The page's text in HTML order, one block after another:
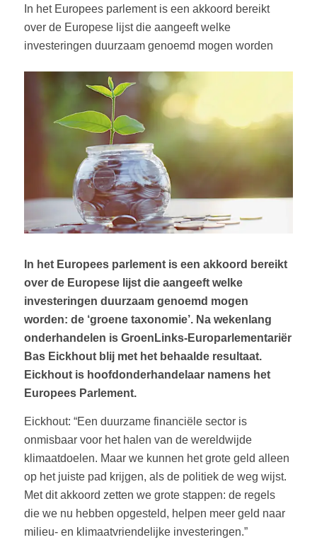
In het Europees parlement is een akkoord bereikt
over de Europese lijst die aangeeft welke
investeringen duurzaam genoemd mogen worden
In het Europees parlement is een akkoord bereikt
over de Europese lijst die aangeeft welke
investeringen duurzaam genoemd mogen
worden: de ‘groene taxonomie’. Na wekenlang
onderhandelen is GroenLinks-Europarlementariër
Bas Eickhout blij met het behaalde resultaat.
Eickhout is hoofdonderhandelaar namens het
Europees Parlement.
Eickhout: “Een duurzame financiële sector is
onmisbaar voor het halen van de wereldwijde
klimaatdoelen. Maar we kunnen het grote geld alleen
op het juiste pad krijgen, als de politiek de weg wijst.
Met dit akkoord zetten we grote stappen: de regels
die we nu hebben opgesteld, helpen meer geld naar
milieu- en klimaatvriendelijke investeringen.”